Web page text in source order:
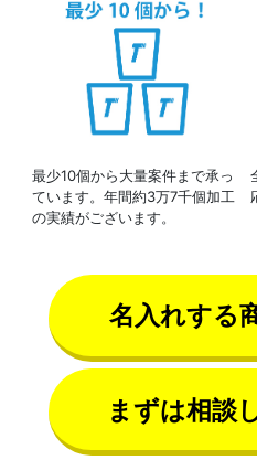
最少10個から大量案件まで承っ
ています。年間約3万7千個加工
の実績がございます。
名入れする
まずは相談